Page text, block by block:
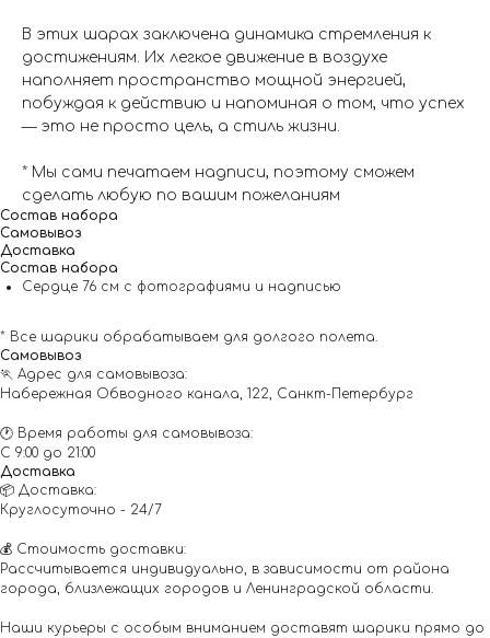
В этих шарах заключена динамика стремления к
достижениям. Их легкое движение в воздухе
наполняет пространство мощной энергией,
побуждая к действию и напоминая о том, что успех
— это не просто цель, а стиль жизни.
* Мы сами печатаем надписи, поэтому сможем
сделать любую по вашим пожеланиям
Состав набора
Самовывоз
Доставка
Состав набора
Сердце 76 см с фотографиями и надписью
* Все шарики обрабатываем для долгого полета.
Самовывоз
🏃 Адрес для самовывоза:
Набережная Обводного канала, 122, Санкт-Петербург
🕐 Время работы для самовывоза:
С 9:00 до 21:00
Доставка
📦 Доставка:
Круглосуточно - 24/7
💰 Стоимость доставки:
Рассчитывается индивидуально, в зависимости от района
города, близлежащих городов и Ленинградской области.
Наши курьеры с особым вниманием доставят шарики прямо до